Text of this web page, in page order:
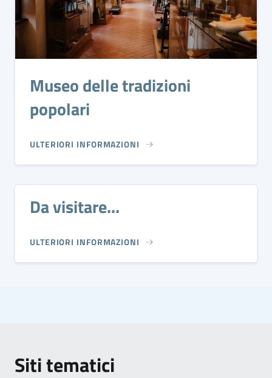
Museo delle tradizioni
popolari
ULTERIORI INFORMAZIONI
Da visitare...
ULTERIORI INFORMAZIONI
Siti tematici